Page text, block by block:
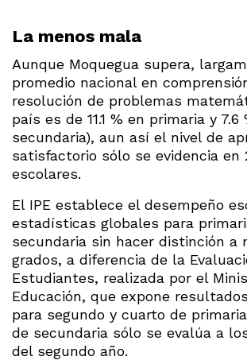
La menos mala
Aunque Moquegua supera,
promedio nacional en
resolución de problemas
país es de 11.1 % en primaria y 7.6
secundaria), aun así el nivel de
satisfactorio sólo se evidencia en
escolares.
El IPE establece el desempeño
estadísticas globales para
secundaria sin hacer distinción a
grados, a diferencia de la
Estudiantes, realizada por el
Educación, que expone
para segundo y cuarto de
de secundaria sólo se evalúa a
del segundo año.